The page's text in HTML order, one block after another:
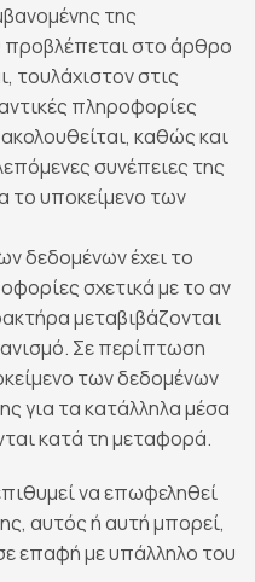
της
στο άρθρο
τουλάχιστον στις
πληροφορίες
καθώς και
συνέπειες της
το υποκείμενο των
δεδομένων έχει το
σχετικά με το αν
μεταβιβάζονται
Σε περίπτωση
των δεδομένων
για τα κατάλληλα μέσα
κατά τη μεταφορά.
να επωφεληθεί
αυτός ή αυτή μπορεί,
επαφή με υπάλληλο του